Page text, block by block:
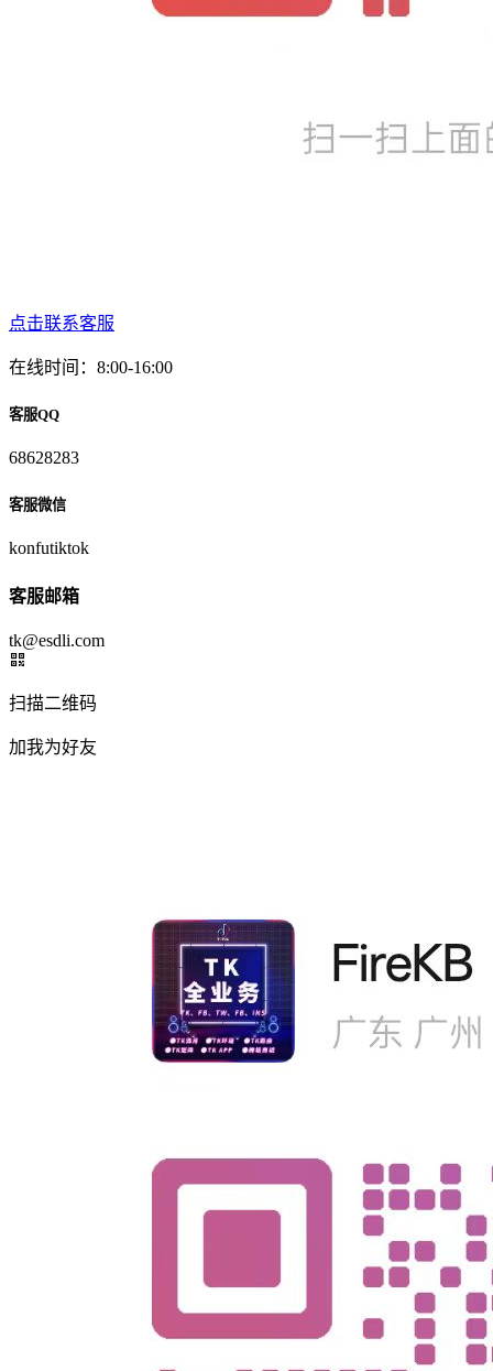
点击联系客服
在线时间：8:00-16:00
客服QQ
68628283
客服微信
konfutiktok
客服邮箱
tk@esdli.com
扫描二维码
加我为好友